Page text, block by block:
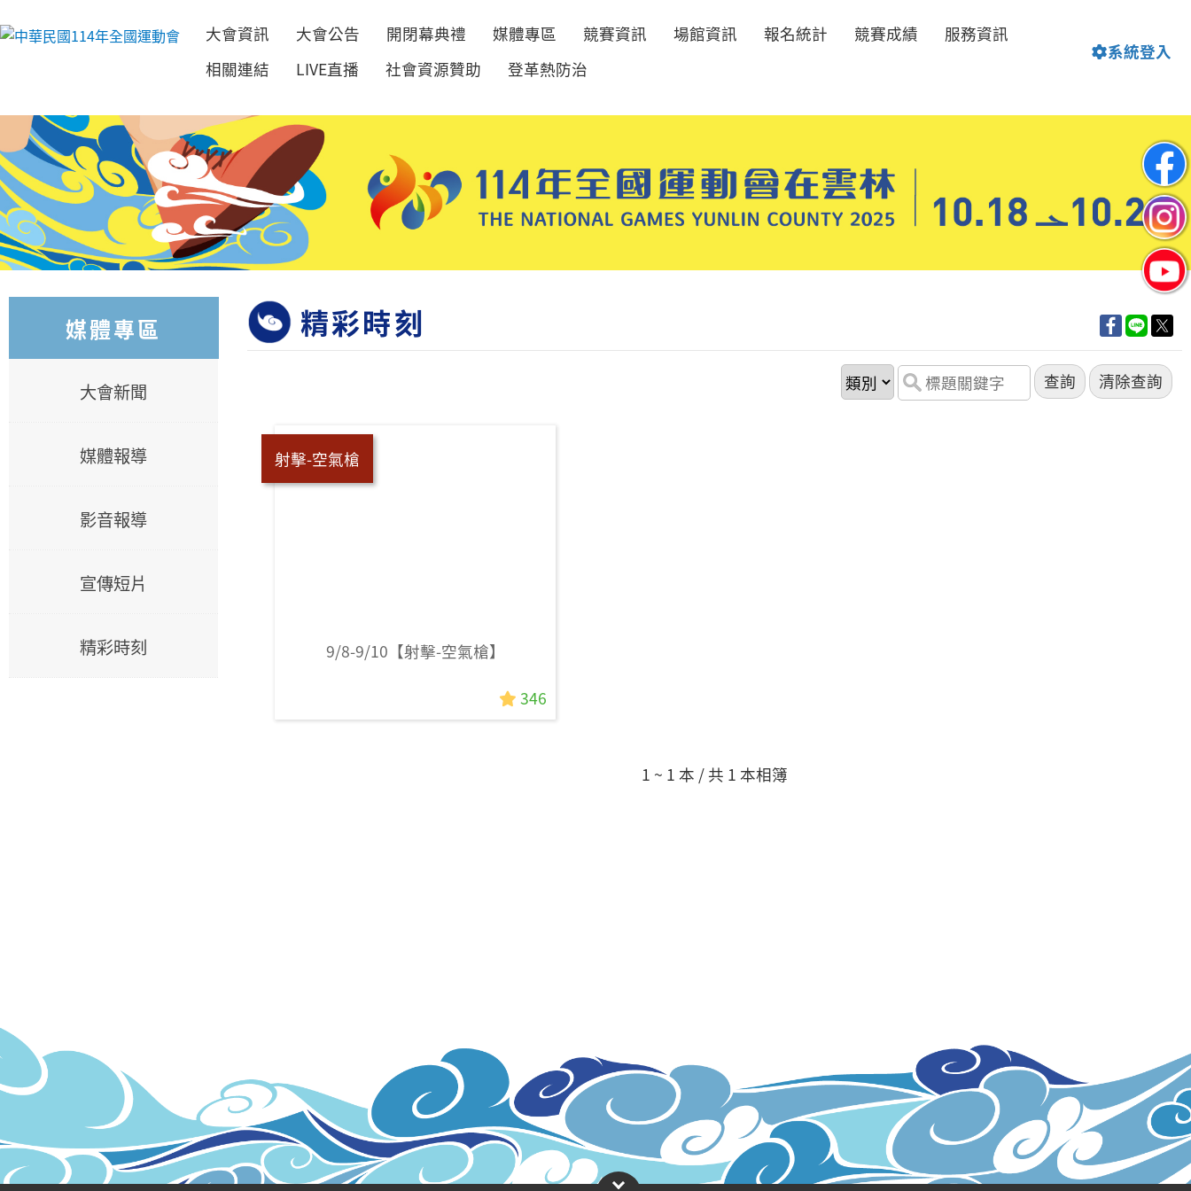
跳到主要內容
大會資訊 大會公告 開閉幕典禮 媒體專區 競賽資訊 場館資訊 報名統計 競賽成績
服務資訊
相關連結
LIVE直播 社會資源贊助 登革熱防治
系統登入
媒體專區
大會新聞
媒體報導
影音報導
宣傳短片
精彩時刻
精彩時刻
射擊-空氣槍
9/8-9/10【射擊-空氣槍】
346
1 ~ 1 本 / 共 1 本相簿